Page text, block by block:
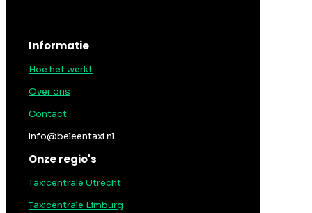
Informatie
Hoe het werkt
Over ons
Contact
info@beleentaxi.nl
Onze regio's
Taxicentrale Utrecht
Taxicentrale Limburg